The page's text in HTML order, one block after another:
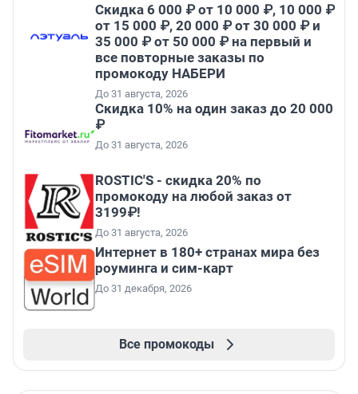
Скидка 6 000 ₽ от 10 000 ₽, 10 000 ₽
от 15 000 ₽, 20 000 ₽ от 30 000 ₽ и
35 000 ₽ от 50 000 ₽ на первый и
все повторные заказы по
промокоду НАБЕРИ
До 31 августа, 2026
Скидка 10% на один заказ до 20 000
₽
До 31 августа, 2026
ROSTIC'S - скидка 20% по
промокоду на любой заказ от
3199₽!
До 31 августа, 2026
Интернет в 180+ странах мира без
роуминга и сим-карт
До 31 декабря, 2026
Все промокоды